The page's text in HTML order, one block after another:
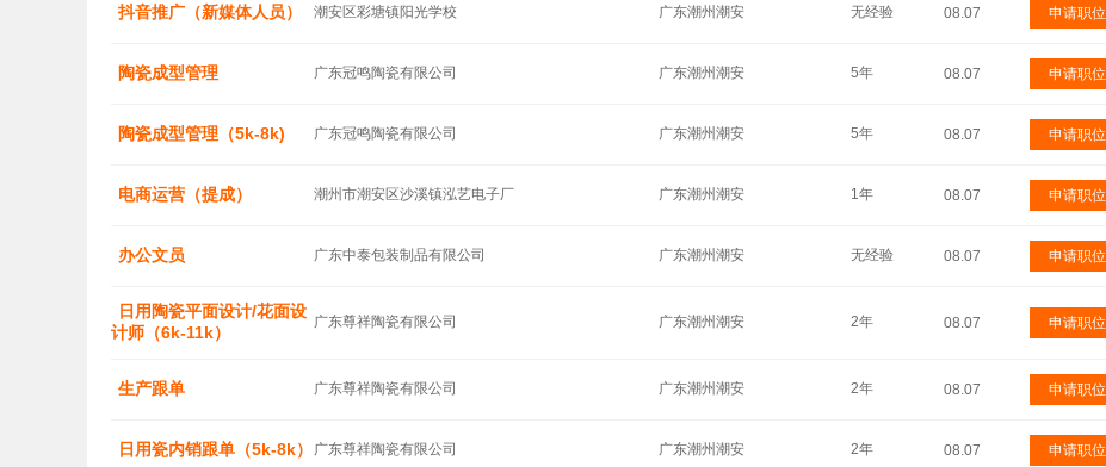
抖音推广（新媒体人员） 潮安区彩塘镇阳光学校 广东潮州潮安 无经验 08.07 申请职位
陶瓷成型管理 广东冠鸣陶瓷有限公司 广东潮州潮安 5年 08.07 申请职位
陶瓷成型管理（5k-8k) 广东冠鸣陶瓷有限公司 广东潮州潮安 5年 08.07 申请职位
电商运营（提成） 潮州市潮安区沙溪镇泓艺电子厂 广东潮州潮安 1年 08.07 申请职位
办公文员 广东中泰包装制品有限公司 广东潮州潮安 无经验 08.07 申请职位
日用陶瓷平面设计/花面设
计师（6k-11k）
广东尊祥陶瓷有限公司 广东潮州潮安 2年 08.07 申请职位
生产跟单 广东尊祥陶瓷有限公司 广东潮州潮安 2年 08.07 申请职位
日用瓷内销跟单（5k-8k） 广东尊祥陶瓷有限公司 广东潮州潮安 2年 08.07 申请职位